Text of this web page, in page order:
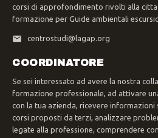
corsi di approfondimento rivolti alla
formazione per Guide ambientali
centrostudi@lagap.org
COORDINATORE
Se sei interessato ad avere la nostra
formazione professionale, ad attivare
con la tua azienda, ricevere
corsi proposti da terzi, analizzare
legate alla professione, comprendere